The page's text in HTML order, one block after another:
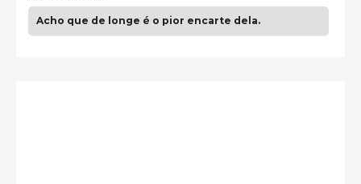
Acho que de longe é o pior encarte dela.